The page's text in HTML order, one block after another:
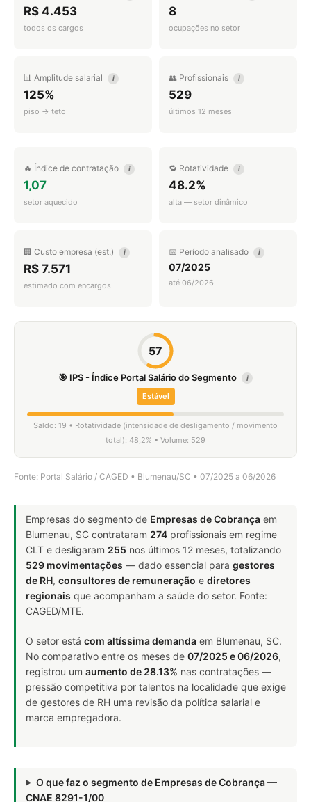
R$ 4.453
todos os cargos
8
ocupações no setor
📊 Amplitude salarial i
125%
piso → teto
👥 Profissionais i
529
últimos 12 meses
🔥 Índice de contratação i
1,07
setor aquecido
🔁 Rotatividade i
48.2%
alta — setor dinâmico
🏢 Custo empresa (est.) i
R$ 7.571
estimado com encargos
📅 Período analisado i
07/2025
até 06/2026
57
🎯 IPS - Índice Portal Salário do Segmento i
Estável
Saldo: 19 • Rotatividade (intensidade de desligamento / movimento
total): 48,2% • Volume: 529
Fonte: Portal Salário / CAGED • Blumenau/SC • 07/2025 a 06/2026
Empresas do segmento de Empresas de Cobrança em
Blumenau, SC contrataram 274 profissionais em regime
CLT e desligaram 255 nos últimos 12 meses, totalizando
529 movimentações — dado essencial para gestores
de RH, consultores de remuneração e diretores
regionais que acompanham a saúde do setor. Fonte:
CAGED/MTE.
O setor está com altíssima demanda em Blumenau, SC.
No comparativo entre os meses de 07/2025 e 06/2026,
registrou um aumento de 28.13% nas contratações —
pressão competitiva por talentos na localidade que exige
de gestores de RH uma revisão da política salarial e
marca empregadora.
O que faz o segmento de Empresas de Cobrança —
CNAE 8291-1/00